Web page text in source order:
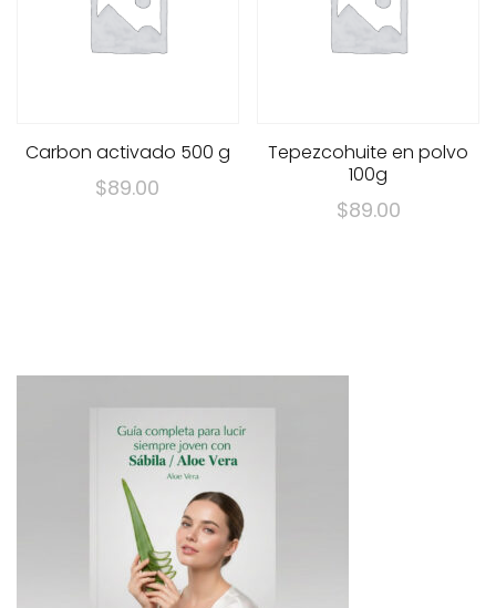
Carbon activado 500 g
$89.00
Tepezcohuite en polvo
100g
$89.00